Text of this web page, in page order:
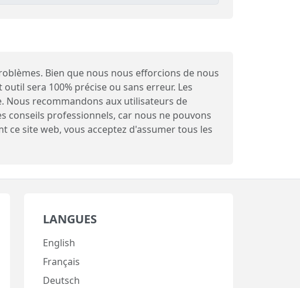
Bien que nous nous efforcions de nous
sera 100% précise ou sans erreur. Les
Nous recommandons aux utilisateurs de
professionnels, car nous ne pouvons
ce site web, vous acceptez d'assumer tous les
LANGUES
English
Français
Deutsch